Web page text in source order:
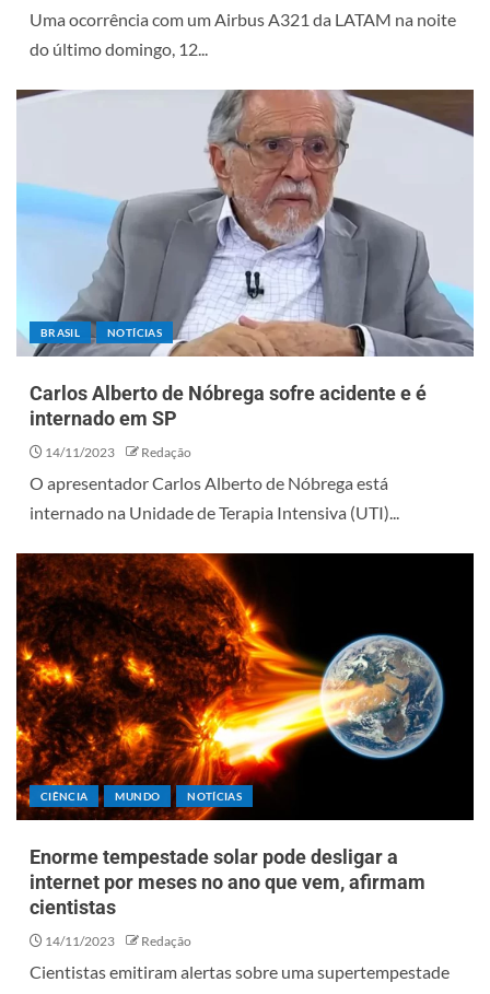
Uma ocorrência com um Airbus A321 da LATAM na noite
do último domingo, 12...
BRASIL NOTÍCIAS
Carlos Alberto de Nóbrega sofre acidente e é
internado em SP
14/11/2023 Redação
O apresentador Carlos Alberto de Nóbrega está
internado na Unidade de Terapia Intensiva (UTI)...
CIÊNCIA MUNDO NOTÍCIAS
Enorme tempestade solar pode desligar a
internet por meses no ano que vem, afirmam
cientistas
14/11/2023 Redação
Cientistas emitiram alertas sobre uma supertempestade